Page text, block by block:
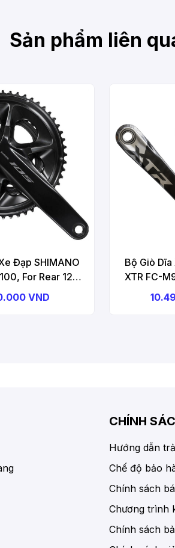
Sản phẩm liên
Đạp SHIMANO
For Rear 12-
2, 160mm,
VND
Bộ Giò
XTR FC-
Speed,
CHÍNH
Hướng dẫn
Chế độ bảo
Chính sách
Chương trình
Chính sách